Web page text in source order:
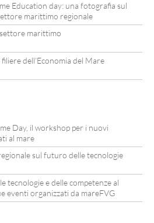
Education day: una fotografia sul
marittimo regionale
marittimo
dell’Economia del Mare
Day, il workshop per i nuovi
al mare
sul futuro delle tecnologie
tecnologie e delle competenze al
eventi organizzati da mareFVG